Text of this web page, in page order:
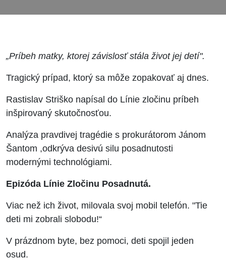
„Príbeh matky, ktorej závislosť stála život jej detí".
Tragický prípad, ktorý sa môže zopakovať aj dnes.
Rastislav Striško napísal do Línie zločinu príbeh
inšpirovaný skutočnosťou.
Analýza pravdivej tragédie s prokurátorom Jánom
Šantom ,odkrýva desivú silu posadnutosti
modernými technológiami.
Epizóda Línie Zločinu Posadnutá.
Viac než ich život, milovala svoj mobil telefón. "Tie
deti mi zobrali slobodu!“
V prázdnom byte, bez pomoci, deti spojil jeden
osud.